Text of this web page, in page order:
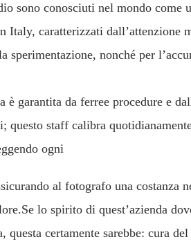
sono conosciuti nel mondo come
Italy, caratterizzati dall’attenzione
sperimentazione, nonché per
è garantita da ferree procedure e
questo staff calibra
ogni
al fotografo una costanza
lo spirito di quest’azienda
questa certamente sarebbe: cura